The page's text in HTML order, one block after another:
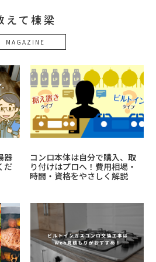
えて棟梁
MAGAZINE
器
だ
コンロ本体は自分で購入、取
り付けはプロへ！費用相場・
時間・資格をやさしく解説